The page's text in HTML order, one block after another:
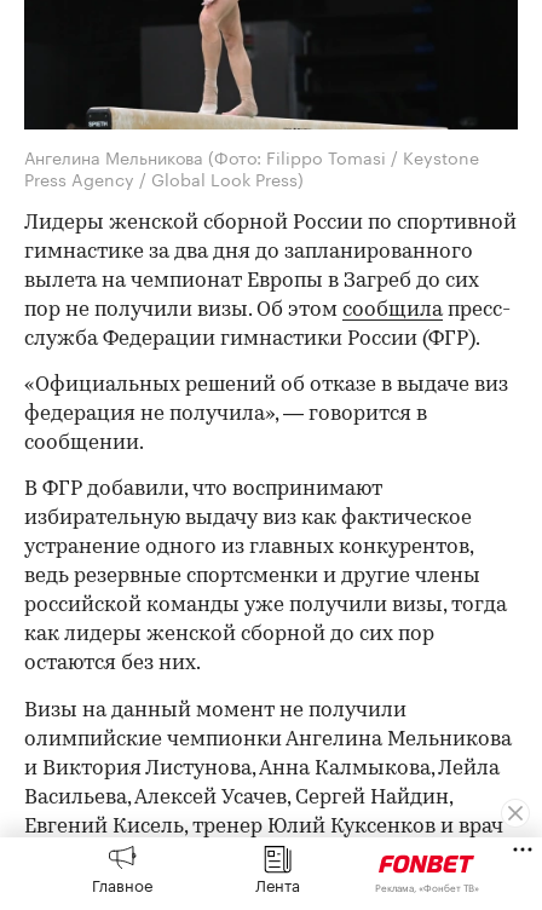
Ангелина Мельникова (Фото: Filippo Tomasi / Keystone
Press Agency / Global Look Press)
Лидеры женской сборной России по спортивной
гимнастике за два дня до запланированного
вылета на чемпионат Европы в Загреб до сих
пор не получили визы. Об этом сообщилапресс-
служба Федерации гимнастики России (ФГР).
«Официальных решений об отказе в выдаче виз
федерация не получила», — говорится в
сообщении.
В ФГР добавили, что воспринимают
избирательную выдачу виз как фактическое
устранение одного из главных конкурентов,
ведь резервные спортсменки и другие члены
российской команды уже получили визы, тогда
как лидеры женской сборной до сих пор
остаются без них.
Визы на данный момент не получили
олимпийские чемпионки Ангелина Мельникова
и Виктория Листунова, Анна Калмыкова, Лейла
Васильева, Алексей Усачев, Сергей Найдин,
Евгений Кисель, тренер Юлий Куксенков и врач
сборной Сергей Гулевский.
Главное Лента Реклама, «Фонбет ТВ»